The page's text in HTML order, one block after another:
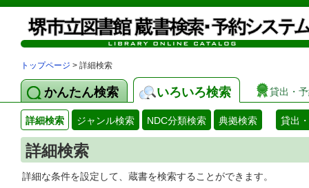
トップページ > 詳細検索
かんたん検索 いろいろ検索 貸出・
詳細検索 ジャンル検索 NDC分類検索 典拠検索 貸出
詳細検索
詳細な条件を設定して、蔵書を検索することができます。